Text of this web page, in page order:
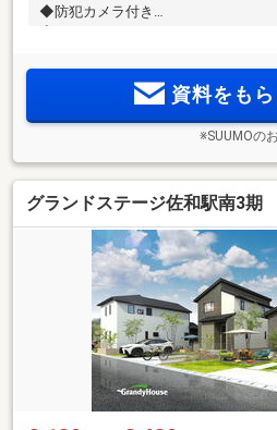
◆防犯カメラ付き
資料をも
※SUUMOの
グランドステージ佐和駅南3